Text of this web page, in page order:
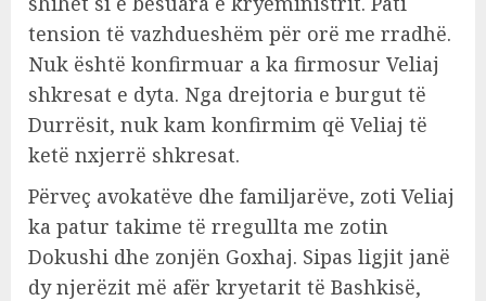
tension të vazhdueshëm për orë me rradhë.
Nuk është konfirmuar a ka firmosur Veliaj
shkresat e dyta. Nga drejtoria e burgut të
Durrësit, nuk kam konfirmim që Veliaj të
ketë nxjerrë shkresat.
Përveç avokatëve dhe familjarëve, zoti Veliaj
ka patur takime të rregullta me zotin
Dokushi dhe zonjën Goxhaj. Sipas ligjit janë
dy njerëzit më afër kryetarit të Bashkisë,